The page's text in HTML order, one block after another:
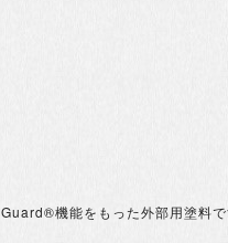
機能をもった外部用塗料